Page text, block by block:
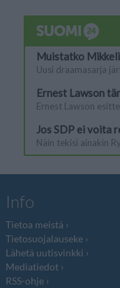
Info
Tietoa meistä
Tietosuojalauseke
Lähetä uutisvinkki
Mediatiedot
RSS-ohje